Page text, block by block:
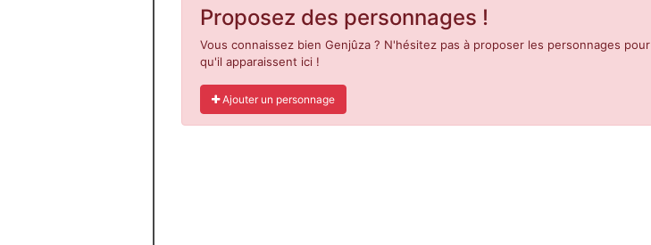
Proposez des personnages !
Vous connaissez bien Genjûza ? N'hésitez pas à proposer les personnages pour
qu'il apparaissent ici !
Ajouter un personnage